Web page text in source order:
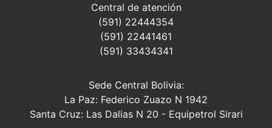
Central de atención
(591) 22444354
(591) 22441461
(591) 33434341
Sede Central Bolivia:
La Paz: Federico Zuazo N 1942
Santa Cruz: Las Dalias N 20 - Equipetrol Sirari